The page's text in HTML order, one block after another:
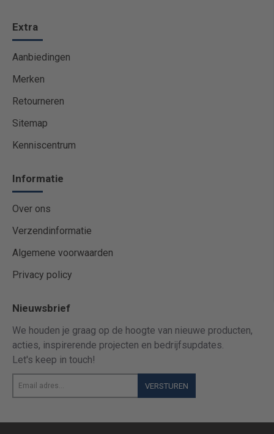
Extra
Aanbiedingen
Merken
Retourneren
Sitemap
Kenniscentrum
Informatie
Over ons
Verzendinformatie
Algemene voorwaarden
Privacy policy
Nieuwsbrief
We houden je graag op de hoogte van nieuwe producten,
acties, inspirerende projecten en bedrijfsupdates.
Let's keep in touch!
adres...
VERSTUREN